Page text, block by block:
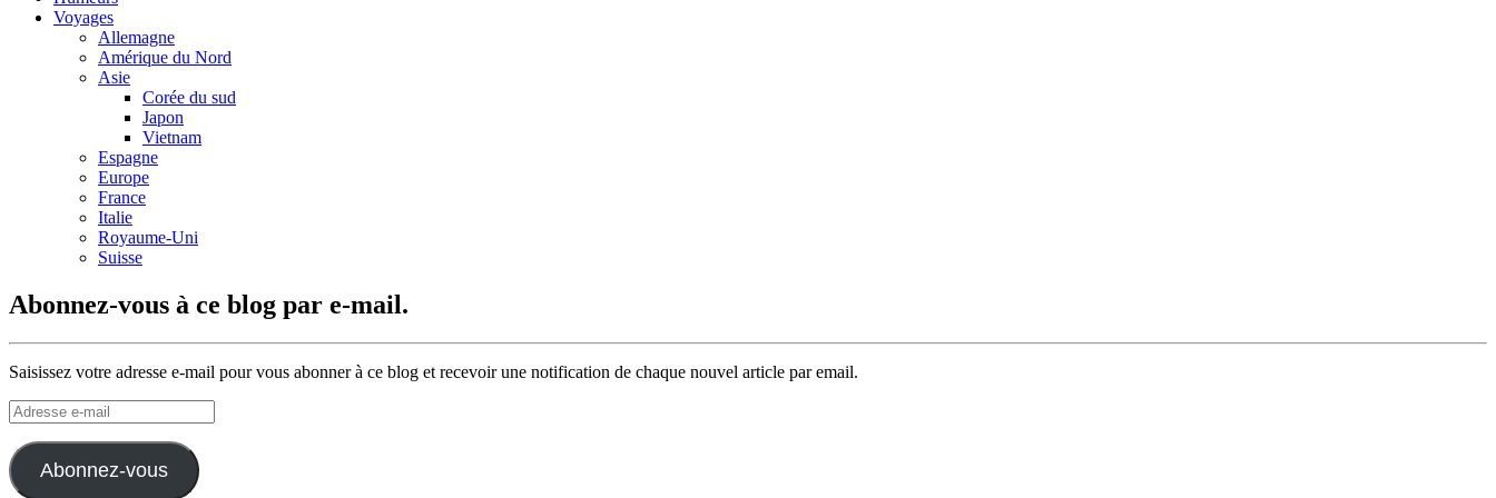
Voyages
Allemagne
Amérique du Nord
Asie
Corée du sud
Japon
Vietnam
Espagne
Europe
France
Italie
Royaume-Uni
Suisse
Abonnez-vous à ce blog par e-mail.
Saisissez votre adresse e-mail pour vous abonner à ce blog et recevoir une notification de chaque nouvel article par email.
Adresse
e-
mail
Abonnez-vous